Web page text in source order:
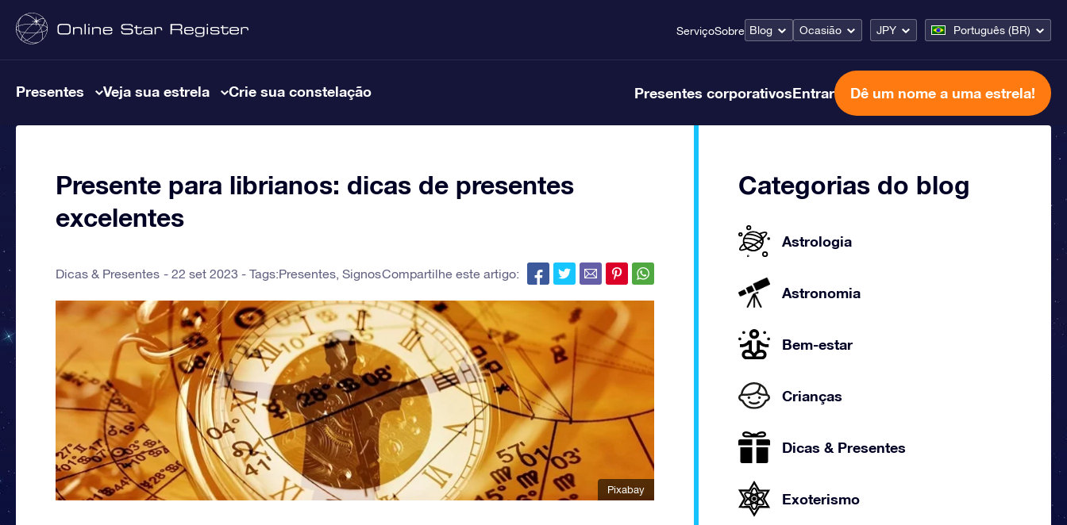
ServiçoSobre Blog Ocasião JPY Português (BR)
Presentes Veja sua estrela Crie sua constelação Presentes corporativosEntrar Dê um nome a uma estrela!
Presente para librianos: dicas de presentes
excelentes
Dicas & Presentes 22 set 2023 - Tags:Presentes, SignosCompartilhe este artigo:
Pixabay
Categorias do blog
Astrologia
Astronomia
Bem-estar
Crianças
Dicas & Presentes
Exoterismo